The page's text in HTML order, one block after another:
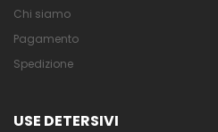
Chi siamo
Pagamento
Spedizione
USE DETERSIVI